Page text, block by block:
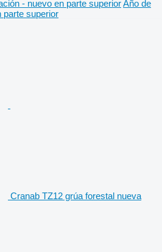
- nuevo en parte superiorAño de
parte superior
Cranab TZ12 grúa forestal nueva